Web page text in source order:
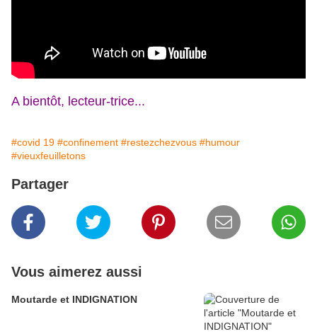
A bientôt, lecteur-trice...
#covid 19 #confinement #restezchezvous #humour
#vieuxfeuilletons
Partager
Vous aimerez aussi
Moutarde et INDIGNATION